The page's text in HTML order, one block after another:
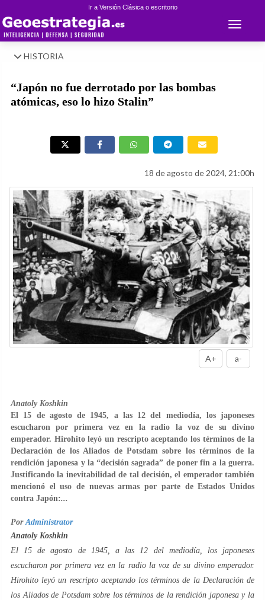
Ir a Versión Clásica o escritorio
Toggle
HISTORIA
“Japón no fue derrotado por las bombas
atómicas, eso lo hizo Stalin”
18 de agosto de 2024, 21:00h
A+ a-
Anatoly Koshkin
El 15 de agosto de 1945, a las 12 del mediodía, los japoneses
escucharon por primera vez en la radio la voz de su divino
emperador. Hirohito leyó un rescripto aceptando los términos de la
Declaración de los Aliados de Potsdam sobre los términos de la
rendición japonesa y la “decisión sagrada” de poner fin a la guerra.
Justificando la inevitabilidad de tal decisión, el emperador también
mencionó el uso de nuevas armas por parte de Estados Unidos
contra Japón:...
Por Administrator
Anatoly Koshkin
El 15 de agosto de 1945, a las 12 del mediodía, los japoneses
escucharon por primera vez en la radio la voz de su divino emperador.
Hirohito leyó un rescripto aceptando los términos de la Declaración de
los Aliados de Potsdam sobre los términos de la rendición japonesa y la